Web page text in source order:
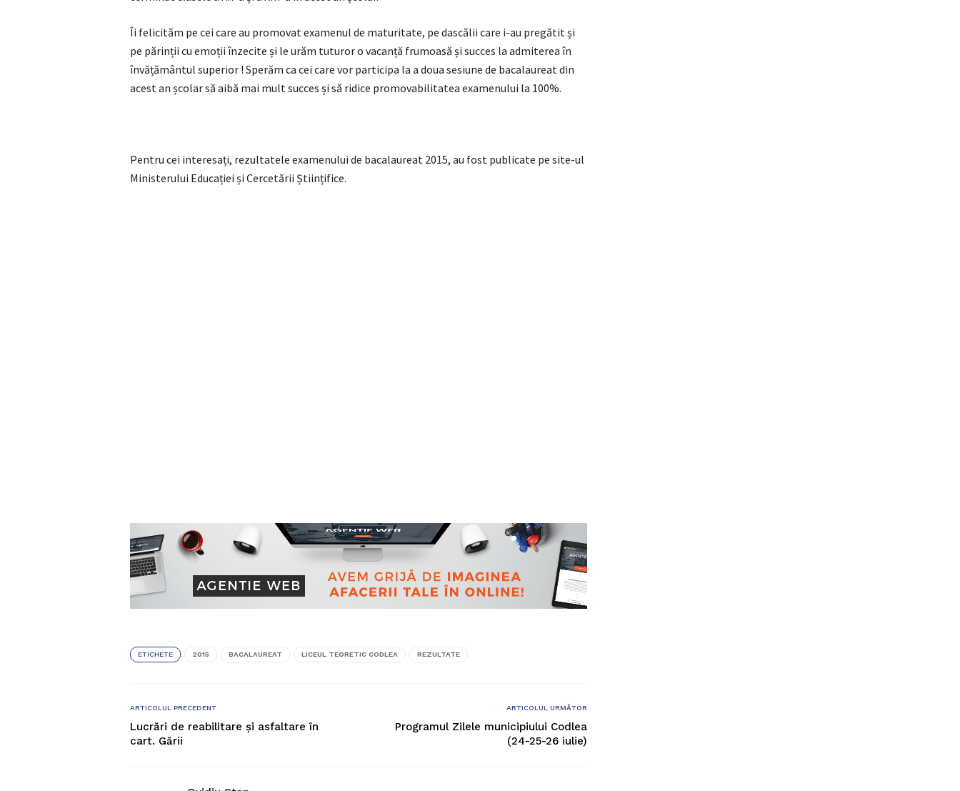
Îi felicităm pe cei care au promovat examenul de maturitate, pe dascălii care i-au pregătit și
pe părinții cu emoții înzecite și le urăm tuturor o vacanță frumoasă și succes la admiterea în
învățământul superior ! Sperăm ca cei care vor participa la a doua sesiune de bacalaureat din
acest an școlar să aibă mai mult succes și să ridice promovabilitatea examenului la 100%.
Pentru cei interesați, rezultatele examenului de bacalaureat 2015, au fost publicate pe site-ul
Ministerului Educației și Cercetării Științifice.
ETICHETE 2015 BACALAUREAT LICEUL TEORETIC CODLEA REZULTATE
ARTICOLUL PRECEDENT
Lucrări de reabilitare și asfaltare în
cart. Gării
ARTICOLUL URMĂTOR
Programul Zilele municipiului Codlea
(24-25-26 iulie)